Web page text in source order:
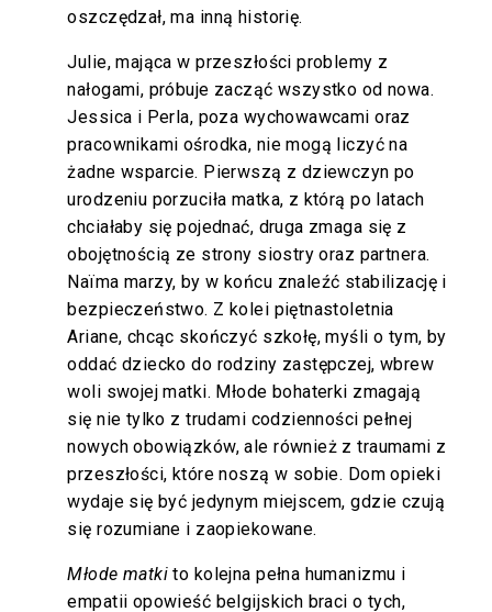
oszczędzał, ma inną historię.
Julie, mająca w przeszłości problemy z
nałogami, próbuje zacząć wszystko od nowa.
Jessica i Perla, poza wychowawcami oraz
pracownikami ośrodka, nie mogą liczyć na
żadne wsparcie. Pierwszą z dziewczyn po
urodzeniu porzuciła matka, z którą po latach
chciałaby się pojednać, druga zmaga się z
obojętnością ze strony siostry oraz partnera.
Naïma marzy, by w końcu znaleźć stabilizację i
bezpieczeństwo. Z kolei piętnastoletnia
Ariane, chcąc skończyć szkołę, myśli o tym, by
oddać dziecko do rodziny zastępczej, wbrew
woli swojej matki. Młode bohaterki zmagają
się nie tylko z trudami codzienności pełnej
nowych obowiązków, ale również z traumami z
przeszłości, które noszą w sobie. Dom opieki
wydaje się być jedynym miejscem, gdzie czują
się rozumiane i zaopiekowane.
Młode matki to kolejna pełna humanizmu i
empatii opowieść belgijskich braci o tych,